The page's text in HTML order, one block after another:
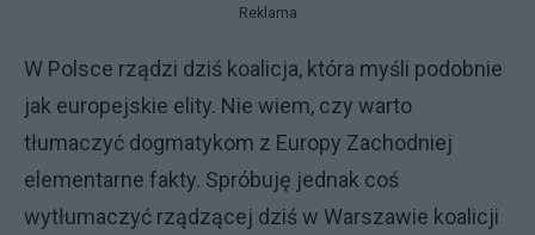
Reklama
W Polsce rządzi dziś koalicja, która myśli podobnie
jak europejskie elity. Nie wiem, czy warto
tłumaczyć dogmatykom z Europy Zachodniej
elementarne fakty. Spróbuję jednak coś
wytłumaczyć rządzącej dziś w Warszawie koalicji